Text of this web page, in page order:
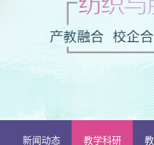
新闻动态 教学科研